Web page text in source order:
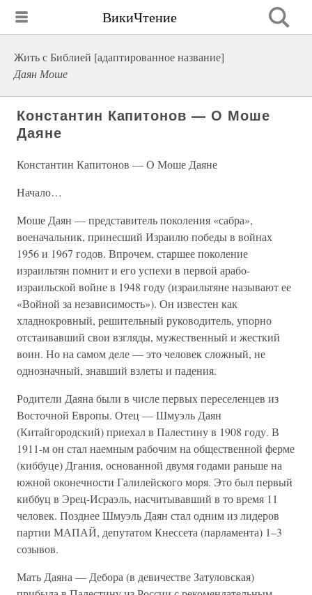
ВикиЧтение
Жить с Библией [адаптированное название]
Даян Моше
Константин Капитонов — О Моше
Даяне
Константин Капитонов — О Моше Даяне
Начало…
Моше Даян — представитель поколения «сабра»,
военачальник, принесший Израилю победы в войнах
1956 и 1967 годов. Впрочем, старшее поколение
израильтян помнит и его успехи в первой арабо-
израильской войне в 1948 году (израильтяне называют ее
«Войной за независимость»). Он известен как
хладнокровный, решительный руководитель, упорно
отстаивавший свои взгляды, мужественный и жесткий
воин. Но на самом деле — это человек сложный, не
однозначный, знавший взлеты и падения.
Родители Даяна были в числе первых переселенцев из
Восточной Европы. Отец — Шмуэль Даян
(Китайгородский) приехал в Палестину в 1908 году. В
1911-м он стал наемным рабочим на общественной ферме
(киббуце) Дгания, основанной двумя годами раньше на
южной оконечности Галилейского моря. Это был первый
киббуц в Эрец-Исраэль, насчитывавший в то время 11
человек. Позднее Шмуэль Даян стал одним из лидеров
партии МАПАЙ, депутатом Кнессета (парламента) 1–3
созывов.
Мать Даяна — Дебора (в девичестве Затуловская)